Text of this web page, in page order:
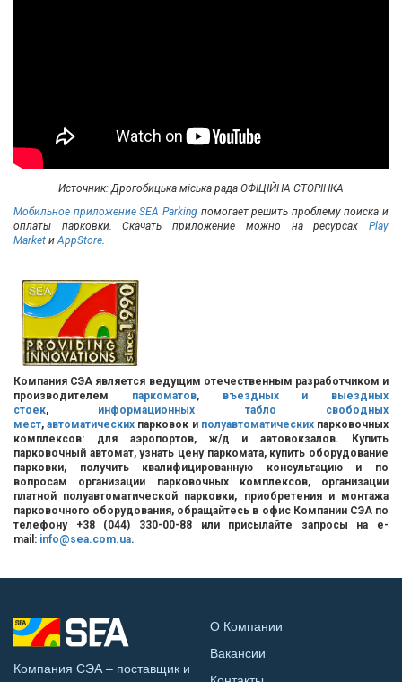
Источник: Дрогобицька міська рада ОФІЦІЙНА СТОРІНКА
Мобильное приложение SEA Parkingпомогает решить проблему поиска и
оплаты парковки. Скачать приложение можно на ресурсах Play
Market иAppStore.
Компания СЭА является ведущим отечественным разработчиком и
производителем паркоматов,
въездных и выездных
стоек, информационных табло свободных
мест,автоматических парковок и полуавтоматическихпарковочных
комплексов: для аэропортов, ж/д и автовокзалов. Купить
парковочный автомат, узнать цену паркомата, купить оборудование
парковки, получить квалифицированную консультацию и по
вопросам организации парковочных комплексов, организации
платной полуавтоматической парковки, приобретения и монтажа
парковочного оборудования, обращайтесь в офис Компании СЭА по
телефону +38 (044) 330-00-88 или присылайте запросы на e-
mail: info@sea.com.ua.
Компания СЭА – поставщик и
О Компании
Вакансии